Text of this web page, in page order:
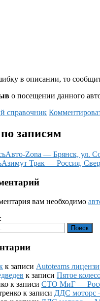
в описании, то
о посещении данного
справочник
записям
Авто-Zona — Брянск, ул.
Азимут Трак — Россия,
вам необходимо
Поиск
к записи Autoteams
к записи Пятое
к записи СТО МиГ —
к записи ДДС моторс